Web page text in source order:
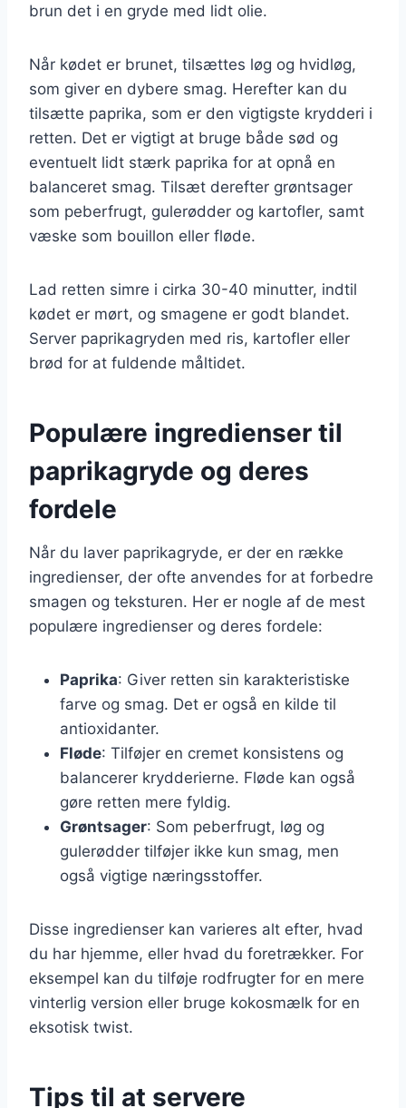
brun det i en gryde med lidt olie.
Når kødet er brunet, tilsættes løg og hvidløg,
som giver en dybere smag. Herefter kan du
tilsætte paprika, som er den vigtigste krydderi i
retten. Det er vigtigt at bruge både sød og
eventuelt lidt stærk paprika for at opnå en
balanceret smag. Tilsæt derefter grøntsager
som peberfrugt, gulerødder og kartofler, samt
væske som bouillon eller fløde.
Lad retten simre i cirka 30-40 minutter, indtil
kødet er mørt, og smagene er godt blandet.
Server paprikagryden med ris, kartofler eller
brød for at fuldende måltidet.
Populære ingredienser til
paprikagryde og deres
fordele
Når du laver paprikagryde, er der en række
ingredienser, der ofte anvendes for at forbedre
smagen og teksturen. Her er nogle af de mest
populære ingredienser og deres fordele:
Paprika: Giver retten sin karakteristiske
farve og smag. Det er også en kilde til
antioxidanter.
Fløde: Tilføjer en cremet konsistens og
balancerer krydderierne. Fløde kan også
gøre retten mere fyldig.
Grøntsager: Som peberfrugt, løg og
gulerødder tilføjer ikke kun smag, men
også vigtige næringsstoffer.
Disse ingredienser kan varieres alt efter, hvad
du har hjemme, eller hvad du foretrækker. For
eksempel kan du tilføje rodfrugter for en mere
vinterlig version eller bruge kokosmælk for en
eksotisk twist.
Tips til at servere